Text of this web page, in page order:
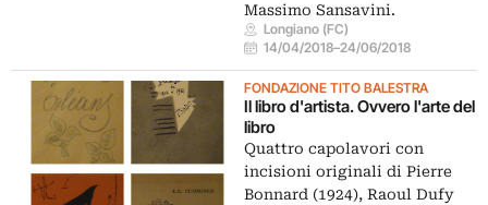
Massimo Sansavini.
Longiano (FC)
14/04/2018–24/06/2018
FONDAZIONE TITO BALESTRA
Il libro d'artista. Ovvero l'arte del
libro
Quattro capolavori con
incisioni originali di Pierre
Bonnard (1924), Raoul Dufy